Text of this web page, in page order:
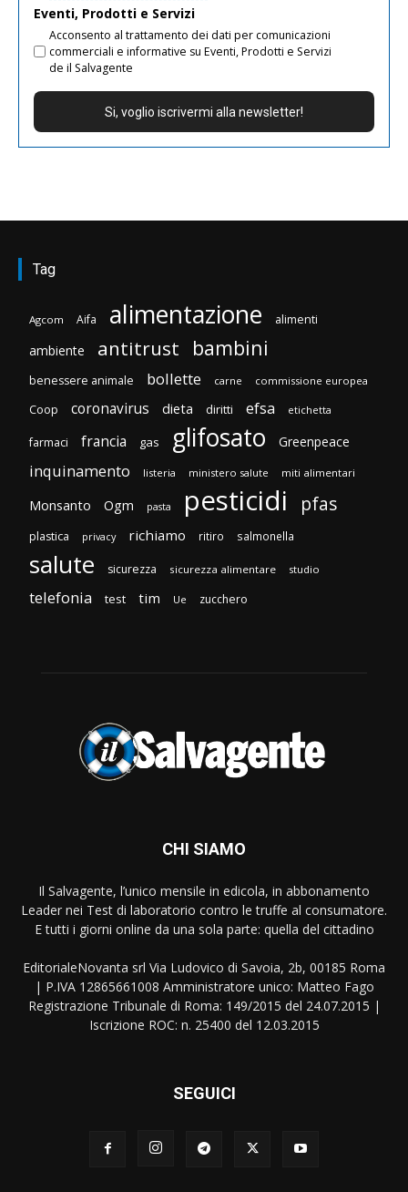
Eventi, Prodotti e Servizi
Acconsento al trattamento dei dati per comunicazioni
commerciali e informative su Eventi, Prodotti e Servizi
de il Salvagente
Tag
Agcom Aifa alimentazione alimenti
ambiente antitrust bambini
benessere animale bollette carne commissione europea
Coop coronavirus dieta diritti efsa etichetta
farmaci francia gas glifosato Greenpeace
inquinamento listeria ministero salute miti alimentari
Monsanto Ogm pasta pesticidi pfas
plastica privacy richiamo ritiro salmonella
salute sicurezza sicurezza alimentare studio
telefonia test tim Ue zucchero
CHI SIAMO
Il Salvagente, l’unico mensile in edicola, in abbonamento
Leader nei Test di laboratorio contro le truffe al consumatore.
E tutti i giorni online da una sola parte: quella del cittadino
EditorialeNovanta srl Via Ludovico di Savoia, 2b, 00185 Roma
| P.IVA 12865661008 Amministratore unico: Matteo Fago
Registrazione Tribunale di Roma: 149/2015 del 24.07.2015 |
Iscrizione ROC: n. 25400 del 12.03.2015
SEGUICI